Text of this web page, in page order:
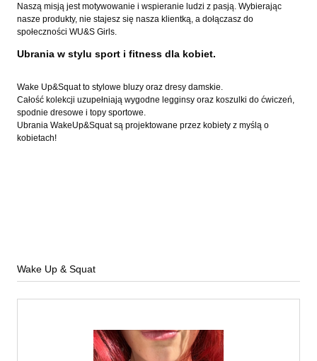
Naszą misją jest motywowanie i wspieranie ludzi z pasją. Wybierając
nasze produkty, nie stajesz się nasza klientką, a dołączasz do
społeczności WU&S Girls.
Ubrania w stylu sport i fitness dla kobiet.
Wake Up&Squat to stylowe bluzy oraz dresy damskie.
Całość kolekcji uzupełniają wygodne legginsy oraz koszulki do ćwiczeń,
spodnie dresowe i topy sportowe.
Ubrania WakeUp&Squat są projektowane przez kobiety z myślą o
kobietach!
Wake Up & Squat